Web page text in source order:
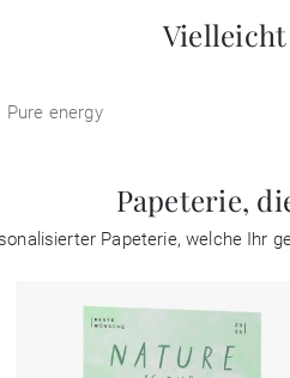
Pure energy
Papeterie,
Papeterie, welche